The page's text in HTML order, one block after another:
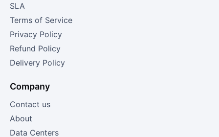
SLA
Terms of Service
Privacy Policy
Refund Policy
Delivery Policy
Company
Contact us
About
Data Centers